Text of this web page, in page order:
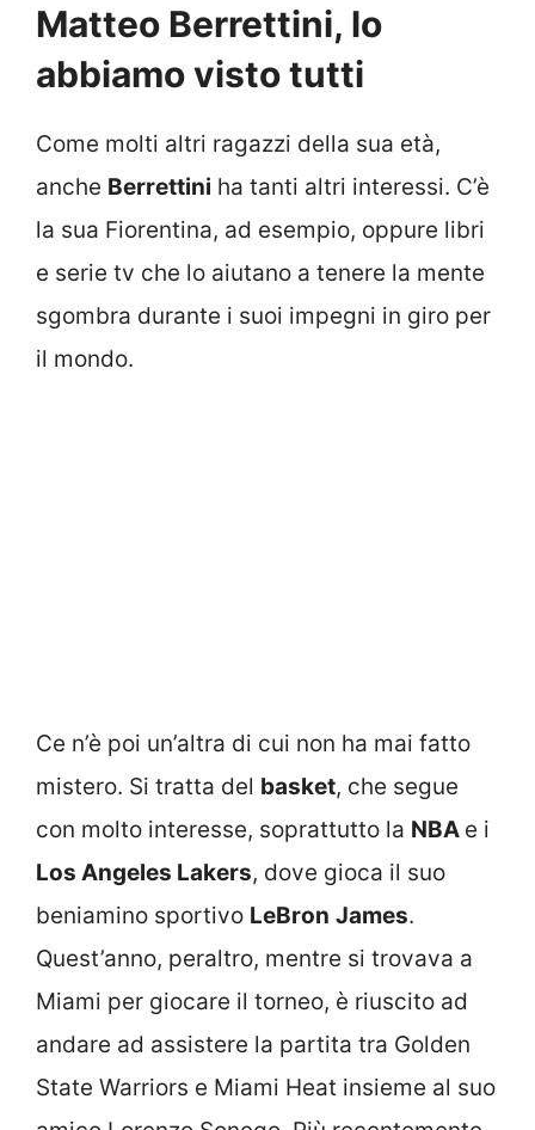
Matteo Berrettini, lo
abbiamo visto tutti
Come molti altri ragazzi della sua età,
anche Berrettini ha tanti altri interessi. C’è
la sua Fiorentina, ad esempio, oppure libri
e serie tv che lo aiutano a tenere la mente
sgombra durante i suoi impegni in giro per
il mondo.
Ce n’è poi un’altra di cui non ha mai fatto
mistero. Si tratta del basket, che segue
con molto interesse, soprattutto la NBA e i
Los Angeles Lakers, dove gioca il suo
beniamino sportivo LeBron James.
Quest’anno, peraltro, mentre si trovava a
Miami per giocare il torneo, è riuscito ad
andare ad assistere la partita tra Golden
State Warriors e Miami Heat insieme al suo